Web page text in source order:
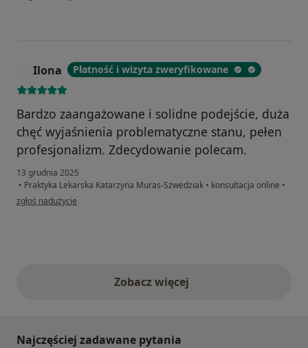
Ilona Płatność i wizyta zweryfikowane
Bardzo zaangażowane i solidne podejście, duża
chęć wyjaśnienia problematyczne stanu, pełen
profesjonalizm. Zdecydowanie polecam.
13 grudnia 2025
• Praktyka Lekarska Katarzyna Muras-Szwedziak • konsultacja online •
w opinii użytkownika Ilona
zgłoś nadużycie
Zobacz więcejopinie powyżej
Najczęściej zadawane pytania